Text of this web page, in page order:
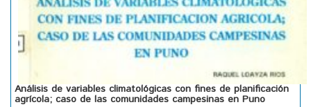
Análisis de variables climatológicas con fines de planificación
agrícola; caso de las comunidades campesinas en Puno